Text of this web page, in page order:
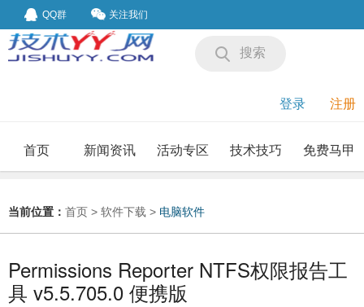
QQ群 关注我们
搜索
登录 注册
首页 新闻资讯 活动专区 技术技巧 免费马甲
当前位置： 首页 > 软件下载 > 电脑软件
Permissions Reporter NTFS权限报告工
具 v5.5.705.0 便携版